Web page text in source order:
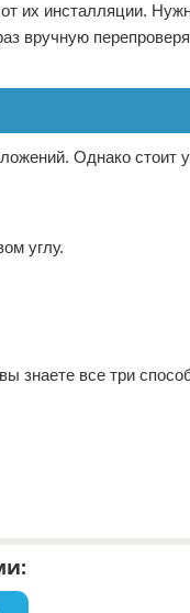
их инсталляции.
вручную
Однако стоит
углу.
знаете все три